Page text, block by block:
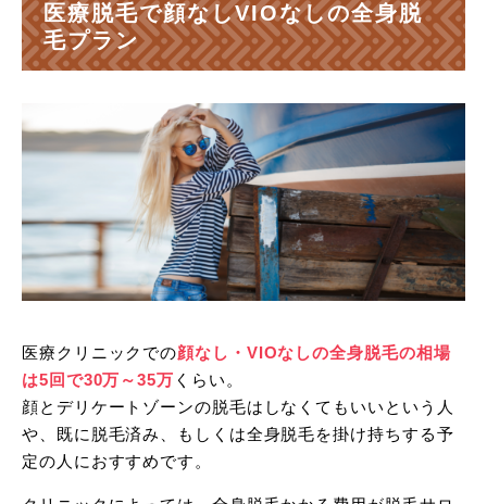
医療脱毛で顔なしVIOなしの全身脱
毛プラン
医療クリニックでの顔なし・VIOなしの全身脱毛の相場
は5回で30万～35万 くらい。
顔とデリケートゾーンの脱毛はしなくてもいいという人
や、既に脱毛済み、もしくは全身脱毛を掛け持ちする予
定の人におすすめです。